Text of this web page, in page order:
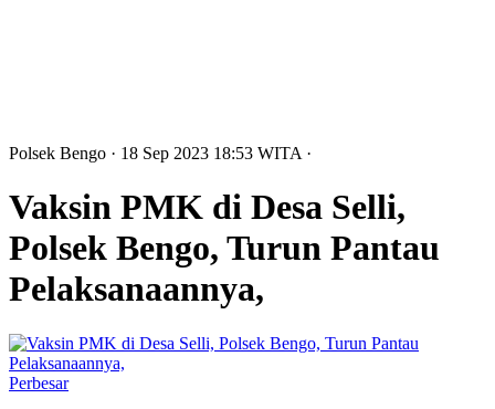
Polsek Bengo · 18 Sep 2023 18:53 WITA ·
Vaksin PMK di Desa Selli,
Polsek Bengo, Turun Pantau
Pelaksanaannya,
Perbesar